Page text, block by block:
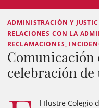
ADMINISTRACIÓN Y
RELACIONES CON LA
RECLAMACIONES,
Comunicación
celebración
l Ilustre Colegio